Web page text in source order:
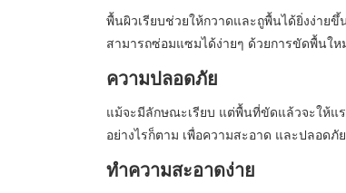
พื้นผิวเรียบช่วยให้กวาดและถูพื้นได้ยิ่งง่าย
สามารถซ่อมแซมได้ง่ายๆ ด้วยการขัดพื้นให
ความปลอดภัย
แม้จะมีลักษณะเรียบ แต่พื้นที่ขัดแล้วจะให้แ
อย่างไรก็ตาม เพื่อความสะอาด และปลอด
ทำความสะอาดง่าย